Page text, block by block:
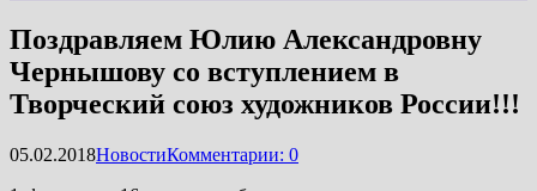
Поздравляем Юлию Александровну
Чернышову со вступлением в
Творческий союз художников России!!!
05.02.2018НовостиКомментарии: 0